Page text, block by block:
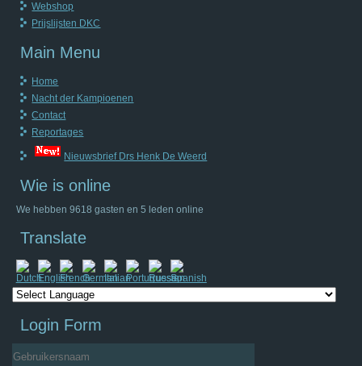
Webshop
Prijslijsten DKC
Main Menu
Home
Nacht der Kampioenen
Contact
Reportages
Nieuwsbrief Drs Henk De Weerd
Wie is online
We hebben 9618 gasten en 5 leden online
Translate
Login Form